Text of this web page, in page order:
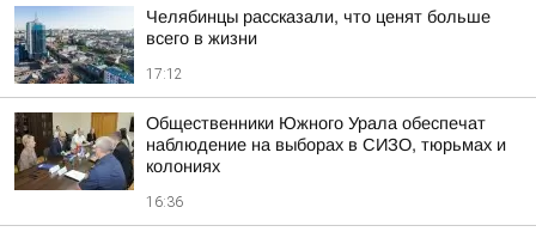
Челябинцы рассказали, что ценят больше
всего в жизни
17:12
Общественники Южного Урала обеспечат
наблюдение на выборах в СИЗО, тюрьмах и
колониях
16:36